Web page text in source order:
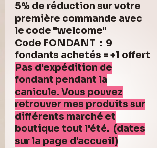
5% de réduction sur votre
première commande avec
le code "welcome"
Code FONDANT : 9
fondants achetés = +1 offert
Pas d'expédition de
fondant pendant la
canicule. Vous pouvez
retrouver mes produits sur
différents marché et
boutique tout l'été. (dates
sur la page d'accueil)